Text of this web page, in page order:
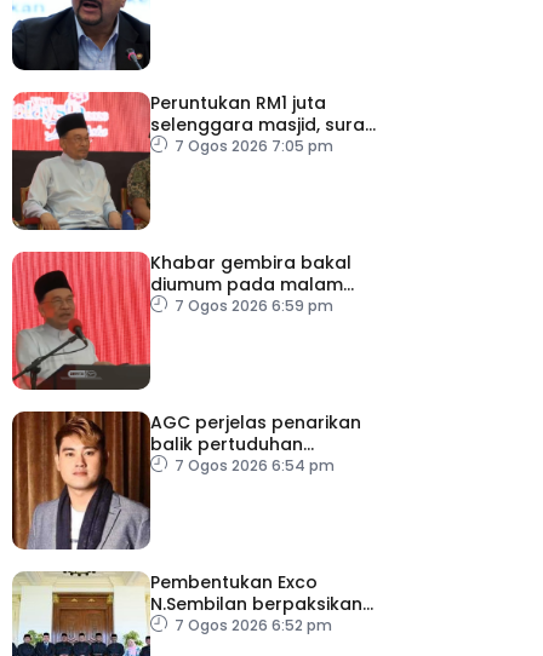
Peruntukan RM1 juta
selenggara masjid, surau
kem ATM Melaka
7 Ogos 2026 7:05 pm
Khabar gembira bakal
diumum pada malam
ambang merdeka
7 Ogos 2026 6:59 pm
AGC perjelas penarikan
balik pertuduhan
terhadap Nicky Liow
7 Ogos 2026 6:54 pm
Pembentukan Exco
N.Sembilan berpaksikan
cekap, integriti dan kerja
7 Ogos 2026 6:52 pm